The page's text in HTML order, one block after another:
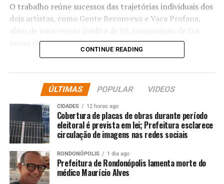
O trabalho reúne sucessos das trajetórias individuais dos
dois artistas, como Gente Reconvexo e Vaca Profana,
além de uma versão inédita de Fé, composição de Iza
numa releitura dos irmãos.
recebeu o gramofone dourado pela dupla, já que os dois
não viajaram para os Estados Unidos.
A entrega do prêmio de Melhor Álbum Global aconteceu
na cerimônia que antecede a transmitidas pela TV.
Aqui no Brasil, Caetano estava deitado quando recebeu a
notícia e ligou para a irmã. Registro divulgado pelas
redes sociais.
CONTINUE READING
ÚLTIMAS POPULAR VIDEOS
CIDADES 12 horas ago
Cobertura de placas de obras durante período
eleitoral é prevista em lei; Prefeitura esclarece
circulação de imagens nas redes sociais
RONDONÓPOLIS 1 dia ago
Prefeitura de Rondonópolis lamenta morte do
médico Maurício Alves